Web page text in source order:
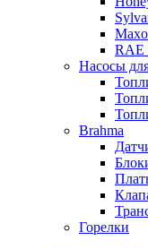
RAE
Насосы
Brahma
Горелки